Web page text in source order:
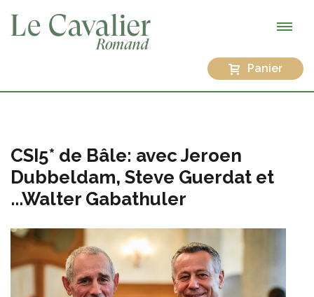
Panier
CSI5* de Bâle: avec Jeroen
Dubbeldam, Steve Guerdat et
...Walter Gabathuler